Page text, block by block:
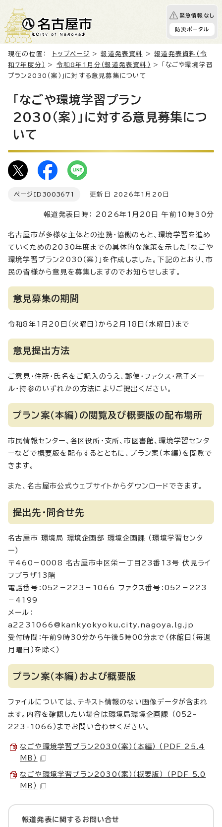
緊急情報なし
防災ポータル
現在の位置： トップページ >報道発表資料 >報道発表資料（令
和7年度分）
> 令和8年1月分（報道発表資料）
> 「なごや環境学習
プラン2030（案）」に対する意見募集について
「なごや環境学習プラン
2030（案）」に対する意見募集につ
いて
ページID 3003671 更新日 2026年1月20日
報道発表日時： 2026年1月20日 午前10時30分
名古屋市が多様な主体との連携・協働のもと、環境学習を進め
ていくための2030年度までの具体的な施策を示した「なごや
環境学習プラン2030（案）」を作成しました。下記のとおり、市
民の皆様から意見を募集しますのでお知らせします。
意見募集の期間
令和8年1月20日（火曜日）から2月18日（水曜日）まで
意見提出方法
ご意見・住所・氏名をご記入のうえ、郵便・ファクス・電子メー
ル・持参のいずれかの方法によりご提出ください。
プラン案（本編）の閲覧及び概要版の配布場所
市民情報センター、各区役所・支所、市図書館、環境学習センタ
ーなどで概要版を配布するとともに、プラン案（本編）を閲覧で
きます。
また、名古屋市公式ウェブサイトからダウンロードできます。
提出先・問合せ先
名古屋市 環境局 環境企画部 環境企画課 （環境学習センタ
ー）
〒460－0008 名古屋市中区栄一丁目23番13号 伏見ライ
フプラザ13階
電話番号：052－223－1066 ファクス番号：052－223
－4199
メール：
a2231066@kankyokyoku.city.nagoya.lg.jp
受付時間：午前9時30分から午後5時00分まで（休館日（毎週
月曜日）を除く）
プラン案（本編）および概要版
ファイルについては、テキスト情報のない画像データが含まれ
ます。内容を確認したい場合は環境局環境企画課 （052-
223-1066）までお問い合わせください。
なごや環境学習プラン2030（案）（本編） （PDF 25.4
MB）
なごや環境学習プラン2030（案）（概要版） （PDF 5.0
MB）
報道発表に関するお問い合せ